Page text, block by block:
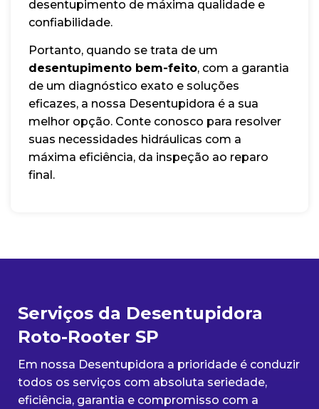
desentupimento de máxima qualidade e
confiabilidade.
Portanto, quando se trata de um
desentupimento bem-feito, com a garantia
de um diagnóstico exato e soluções
eficazes, a nossa Desentupidora é a sua
melhor opção. Conte conosco para resolver
suas necessidades hidráulicas com a
máxima eficiência, da inspeção ao reparo
final.
Serviços da Desentupidora
Roto-Rooter SP
Em nossa Desentupidora a prioridade é conduzir
todos os serviços com absoluta seriedade,
eficiência, garantia e compromisso com a